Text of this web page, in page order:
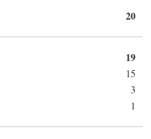
20
19
15
3
1